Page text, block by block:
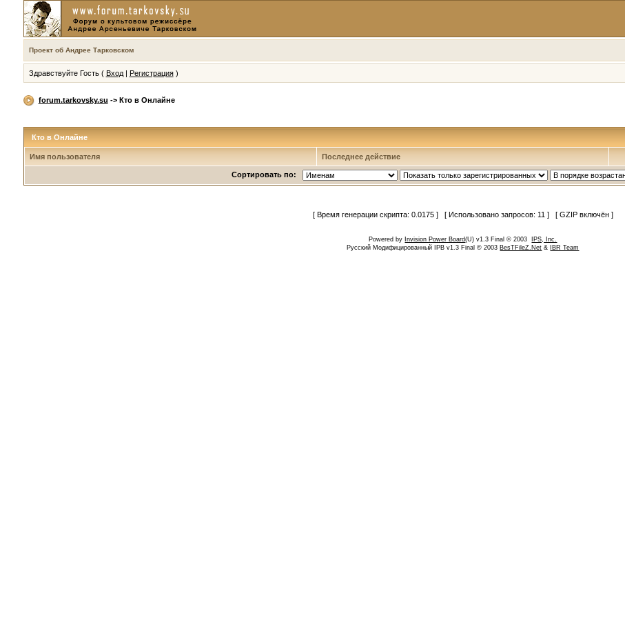
Проект об Андрее Тарковском
Здравствуйте Гость ( Вход| Регистрация)
forum.tarkovsky.su -> Кто в Онлайне
Кто в Онлайне
Имя пользователя Последнее действие
Сортировать по:
[ Время генерации скрипта: 0.0175 ] [ Использовано запросов: 11 ] [ GZIP включён ]
Powered by Invision Power Board(U) v1.3 Final © 2003
IPS, Inc.
Русский Модифицированный IPB v1.3 Final © 2003 BesTFileZ.Net & IBR Team